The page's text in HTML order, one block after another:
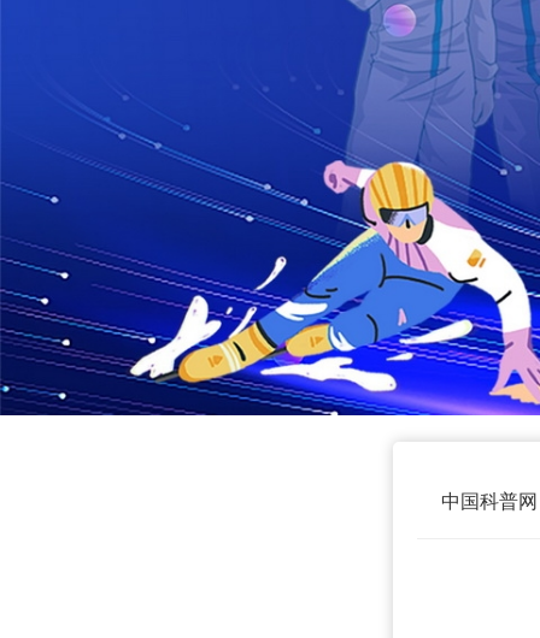
中国科普网